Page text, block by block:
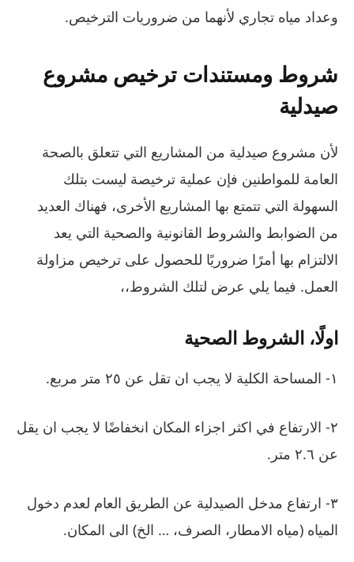
وعداد مياه تجاري لأنهما من ضروريات الترخيص.
شروط ومستندات ترخيص مشروع
صيدلية
لأن مشروع صيدلية من المشاريع التي تتعلق بالصحة
العامة للمواطنين فإن عملية ترخيصة ليست بتلك
السهولة التي تتمتع بها المشاريع الأخرى، فهناك العديد
من الضوابط والشروط القانونية والصحية التي يعد
الالتزام بها أمرًا ضروريًا للحصول على ترخيص مزاولة
العمل. فيما يلي عرض لتلك الشروط،،
اولًا، الشروط الصحية
١- المساحة الكلية لا يجب ان تقل عن ٢٥ متر مربع.
٢- الارتفاع في اكثر اجزاء المكان انخفاضًا لا يجب ان يقل
عن ٢.٦ متر.
٣- ارتفاع مدخل الصيدلية عن الطريق العام لعدم دخول
المياه (مياه الامطار، الصرف، … الخ) الى المكان.